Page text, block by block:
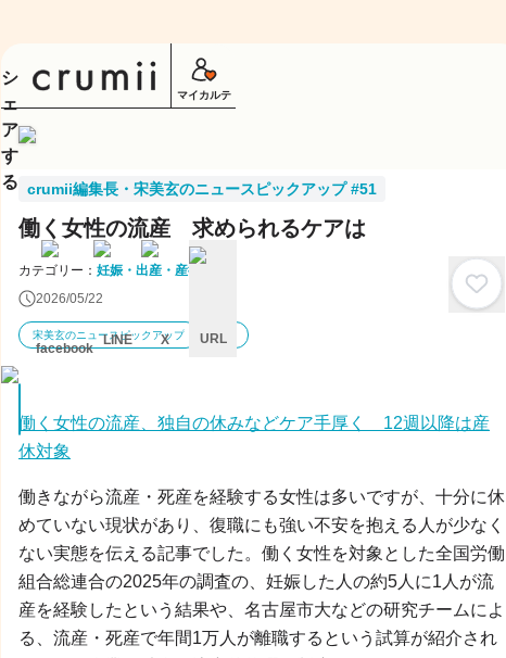
マイカルテ
crumii編集長・宋美玄のニュースピックアップ #51
働く女性の流産 求められるケアは
カテゴリー： 妊娠・出産・産後
2026/05/22
宋美玄のニュースピックアップ 妊活
働く女性の流産、独自の休みなどケア手厚く 12週以降は産
休対象
働きながら流産・死産を経験する女性は多いですが、十分に休
めていない現状があり、復職にも強い不安を抱える人が少なく
ない実態を伝える記事でした。働く女性を対象とした全国労働
組合総連合の2025年の調査の、妊娠した人の約5人に1人が流
産を経験したという結果や、名古屋市大などの研究チームによ
る、流産・死産で年間1万人が離職するという試算が紹介され
シ
ェ
ア
す
る
facebook
LINE X URL
キ
セ
ル